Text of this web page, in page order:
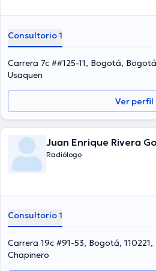
Consultorio 1
Carrera 7c ##125-11, Bogotá,
Usaquen
Ver perfil
Juan Enrique Rivera
Radiólogo
Consultorio 1
Carrera 19c #91-53, Bogotá,
Chapinero